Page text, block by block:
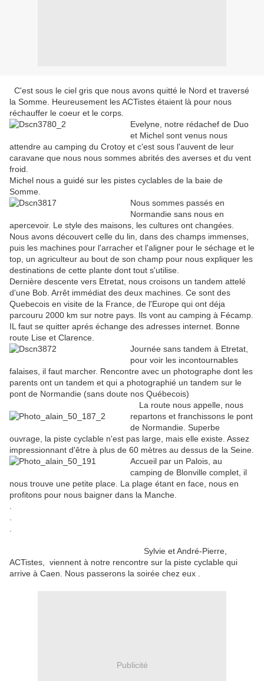
C'est sous le ciel gris que nous avons quitté le Nord et traversé
la Somme. Heureusement les ACTistes étaient là pour nous
réchauffer le coeur et le corps.
Evelyne, notre rédachef de Duo
et Michel sont venus nous
attendre au camping du Crotoy et c'est sous l'auvent de leur
caravane que nous nous sommes abrités des averses et du vent
froid.
Michel nous a guidé sur les pistes cyclables de la baie de
Somme.
Nous sommes passés en
Normandie sans nous en
apercevoir. Le style des maisons, les cultures ont changées.
Nous avons découvert celle du lin, dans des champs immenses,
puis les machines pour l'arracher et l'aligner pour le séchage et le
top, un agriculteur au bout de son champ pour nous expliquer les
destinations de cette plante dont tout s'utilise.
Dernière descente vers Etretat, nous croisons un tandem attelé
d'une Bob. Arrêt immédiat des deux machines. Ce sont des
Quebecois en visite de la France, de l'Europe qui ont déja
parcouru 2000 km sur notre pays. Ils vont au camping à Fécamp.
IL faut se quitter aprés échange des adresses internet. Bonne
route Lise et Clarence.
Journée sans tandem à Etretat,
pour voir les incontournables
falaises, il faut marcher. Rencontre avec un photographe dont les
parents ont un tandem et qui a photographié un tandem sur le
pont de Normandie (sans doute nos Québecois)
La route nous appelle, nous
repartons et franchissons le pont
de Normandie. Superbe
ouvrage, la piste cyclable n'est pas large, mais elle existe. Assez
impressionnant d'être à plus de 60 mètres au dessus de la Seine.
Accueil par un Palois, au
camping de Blonville complet, il
nous trouve une petite place. La plage étant en face, nous en
profitons pour nous baigner dans la Manche.
Sylvie et André-Pierre,
ACTistes, viennent à notre rencontre sur la piste cyclable qui
arrive à Caen. Nous passerons la soirée chez eux .
Publicité